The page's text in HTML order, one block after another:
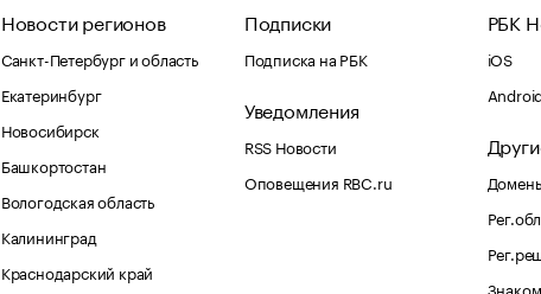
Новости регионов
Санкт-Петербург и область
Екатеринбург
Новосибирск
Башкортостан
Вологодская область
Калининград
Краснодарский край
Подписки
Подписка на РБК
Уведомления
RSS Новости
Оповещения RBC.ru
РБК
iOS